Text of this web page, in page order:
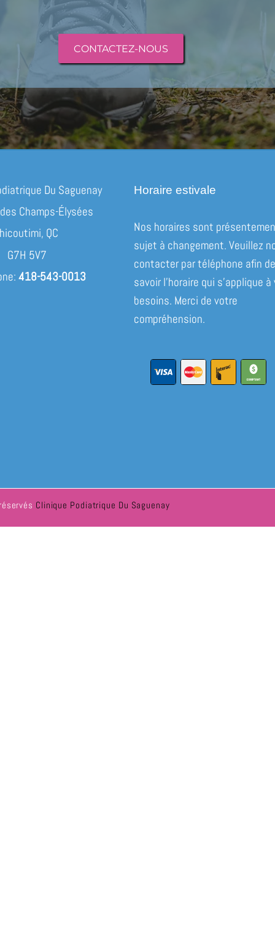
CONTACTEZ-NOUS
Du Saguenay
Champs-Élysées
QC
G7H 5V7
418-543-0013
Horaire estivale
Nos horaires sont
sujet à changement. Veuillez
contacter par téléphone afin de
savoir l’horaire qui s’applique
besoins. Merci de votre
compréhension.
Clinique Podiatrique Du Saguenay